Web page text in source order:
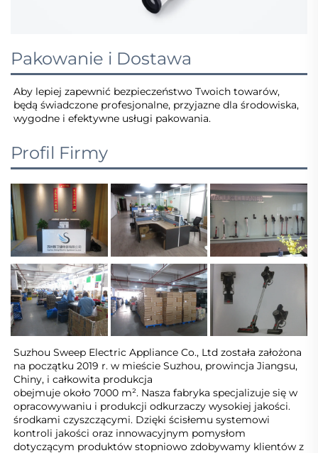
Pakowanie i Dostawa
Aby lepiej zapewnić bezpieczeństwo Twoich towarów,
będą świadczone profesjonalne, przyjazne dla środowiska,
wygodne i efektywne usługi pakowania.
Profil Firmy
Suzhou Sweep Electric Appliance Co., Ltd została założona
na początku 2019 r. w mieście Suzhou, prowincja Jiangsu,
Chiny, i całkowita produkcja
obejmuje około 7000 m². Nasza fabryka specjalizuje się w
opracowywaniu i produkcji odkurzaczy wysokiej jakości.
środkami czyszczącymi. Dzięki ścisłemu systemowi
kontroli jakości oraz innowacyjnym pomysłom